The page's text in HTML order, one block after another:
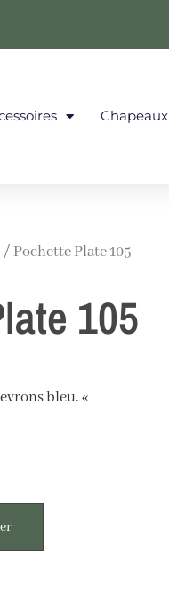
Chapeaux
/ Pochette Plate 105
105
bleu. «